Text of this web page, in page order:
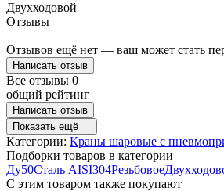
Двухходовой
Отзывы
Отзывов ещё нет — ваш может стать
Написать отзыв
Все отзывы 0
общий рейтинг
Написать отзыв
Показать ещё
Категории: Краны шаровые с
Подборки товаров в категории
Ду50Сталь AISI304Резьбовое
C этим товаром также покупают